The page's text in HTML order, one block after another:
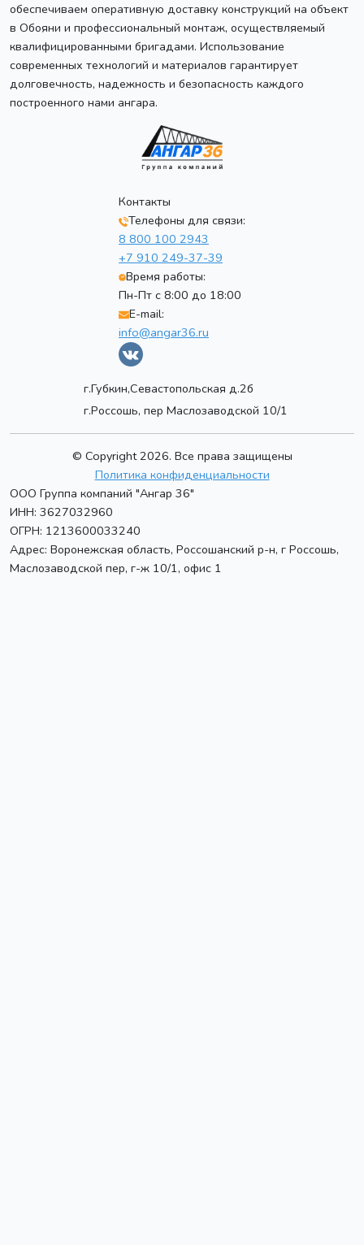
обеспечиваем оперативную доставку конструкций на объект
в Обояни и профессиональный монтаж, осуществляемый
квалифицированными бригадами. Использование
современных технологий и материалов гарантирует
долговечность, надежность и безопасность каждого
построенного нами ангара.
Контакты
Телефоны для связи:
8 800 100 2943
+7 910 249-37-39
Время работы:
Пн-Пт с 8:00 до 18:00
E-mail:
info@angar36.ru
г.Губкин,Севастопольская д.2б
г.Россошь, пер Маслозаводской 10/1
© Copyright 2026. Все права защищены
Политика конфиденциальности
ООО Группа компаний "Ангар 36"
ИНН: 3627032960
ОГРН: 1213600033240
Адрес: Воронежская область, Россошанский р-н, г Россошь,
Маслозаводской пер, г-ж 10/1, офис 1